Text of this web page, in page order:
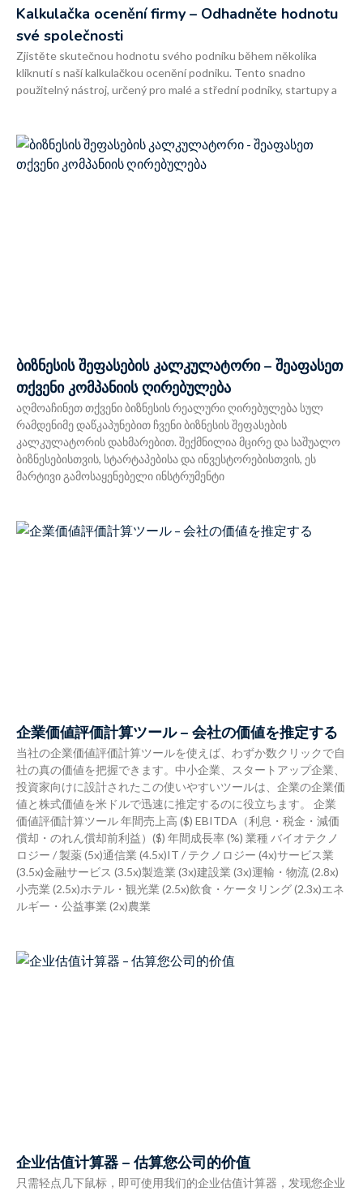
Kalkulačka ocenění firmy – Odhadněte hodnotu
své společnosti
Zjistěte skutečnou hodnotu svého podniku během několika
kliknutí s naší kalkulačkou ocenění podniku. Tento snadno
použitelný nástroj, určený pro malé a střední podniky, startupy a
ბიზნესის შეფასების კალკულატორი – შეაფასეთ
თქვენი კომპანიის ღირებულება
აღმოაჩინეთ თქვენი ბიზნესის რეალური ღირებულება სულ
რამდენიმე დაწკაპუნებით ჩვენი ბიზნესის შეფასების
კალკულატორის დახმარებით. შექმნილია მცირე და საშუალო
ბიზნესებისთვის, სტარტაპებისა და ინვესტორებისთვის, ეს
მარტივი გამოსაყენებელი ინსტრუმენტი
企業価値評価計算ツール – 会社の価値を推定する
当社の企業価値評価計算ツールを使えば、わずか数クリックで自
社の真の価値を把握できます。中小企業、スタートアップ企業、
投資家向けに設計されたこの使いやすいツールは、企業の企業価
値と株式価値を米ドルで迅速に推定するのに役立ちます。 企業
価値評価計算ツール 年間売上高 ($) EBITDA（利息・税金・減価
償却・のれん償却前利益）($) 年間成長率 (%) 業種 バイオテクノ
ロジー / 製薬 (5x)通信業 (4.5x)IT / テクノロジー (4x)サービス業
(3.5x)金融サービス (3.5x)製造業 (3x)建設業 (3x)運輸・物流 (2.8x)
小売業 (2.5x)ホテル・観光業 (2.5x)飲食・ケータリング (2.3x)エネ
ルギー・公益事業 (2x)農業
企业估值计算器 – 估算您公司的价值
只需轻点几下鼠标，即可使用我们的企业估值计算器，发现您企业